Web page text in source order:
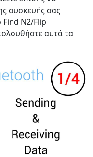
συσκευής σας
N2/Flip
αυτά τα